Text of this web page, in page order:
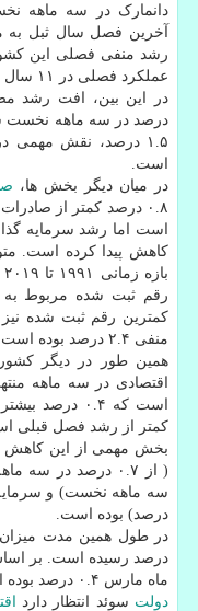
عملکرد فصلی در ۱۱ سال اخیر شمرده می شود.
۱.۵ درصد، نقش
است.
در میان دیگر بخش ها،
۰.۸ درصد کمتر از
کاهش پیدا کرده است.
منفی ۲.۴ درصد بوده است.
همین طور در دیگر
کمتر از رشد فصل قبلی
بخش مهمی از این کاهش
درصد) بوده است.
درصد رسیده است. بر اساس
ماه مارس ۰.۴ درصد بوده است.
دولت سوئد انتظار دارد